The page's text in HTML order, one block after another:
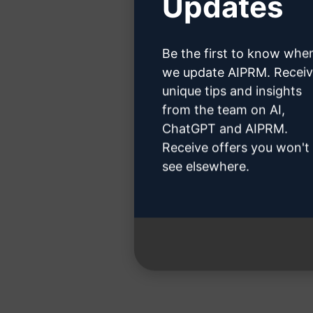
Haga
Paso
Be the first to know
we update AIPRM.
unique tips and insights
from the team on AI,
ChatGPT and AIPRM.
Receive offers you won't
see elsewhere.